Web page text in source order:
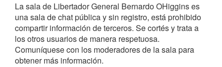
La sala de Libertador General Bernardo OHiggins es
una sala de chat pública y sin registro, está prohibido
compartir información de terceros. Se cortés y trata a
los otros usuarios de manera respetuosa.
Comuníquese con los moderadores de la sala para
obtener más información.